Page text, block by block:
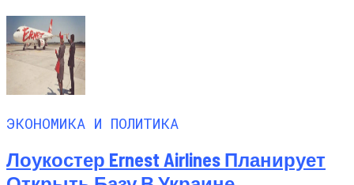
ЭКОНОМИКА И ПОЛИТИКА
Лоукостер Ernest Airlines Планирует